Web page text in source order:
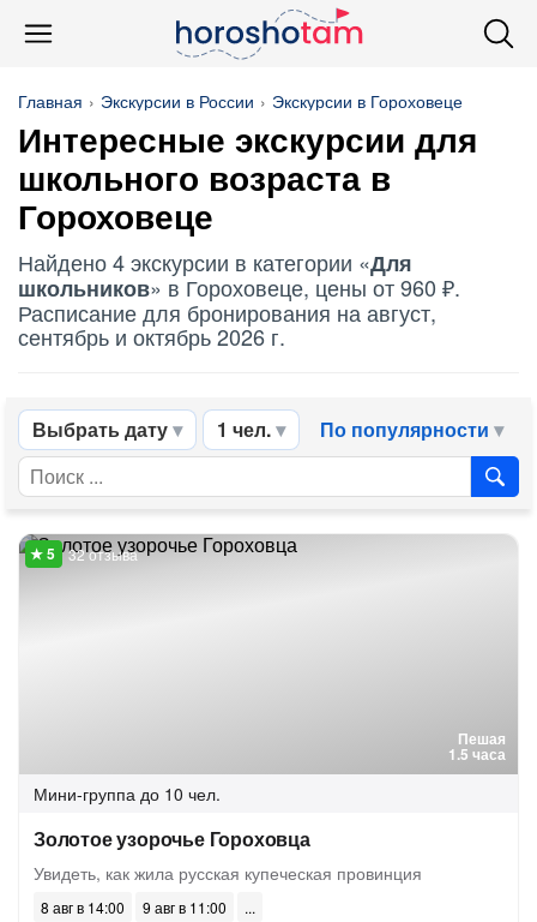
Главная Экскурсии в России Экскурсии в Гороховеце
Интересные экскурсии для
школьного возраста в
Гороховеце
Найдено 4 экскурсии в категории «Для
школьников» в Гороховеце, цены от 960 ₽.
Расписание для бронирования на август,
сентябрь и октябрь 2026 г.
Выбрать дату 1 чел. По популярности
Пешая
1.5 часа
32 отзыва
Мини-группа до 10 чел.
Золотое узорочье Гороховца
Увидеть, как жила русская купеческая провинция
8 авг в 14:00 9 авг в 11:00